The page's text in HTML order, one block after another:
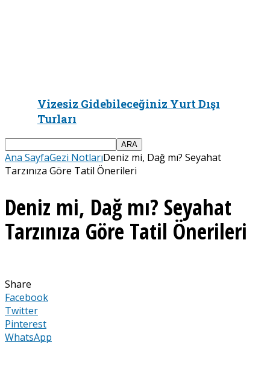
Vizesiz Gidebileceğiniz Yurt Dışı
Turları
Ana SayfaGezi NotlarıDeniz mi, Dağ mı? Seyahat
Tarzınıza Göre Tatil Önerileri
Deniz mi, Dağ mı? Seyahat
Tarzınıza Göre Tatil Önerileri
Share
Facebook
Twitter
Pinterest
WhatsApp